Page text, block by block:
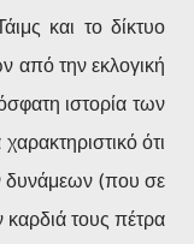
και το δίκτυο
από την εκλογική
ιστορία των
ότι
δυνάμεων (που σε
καρδιά τους πέτρα